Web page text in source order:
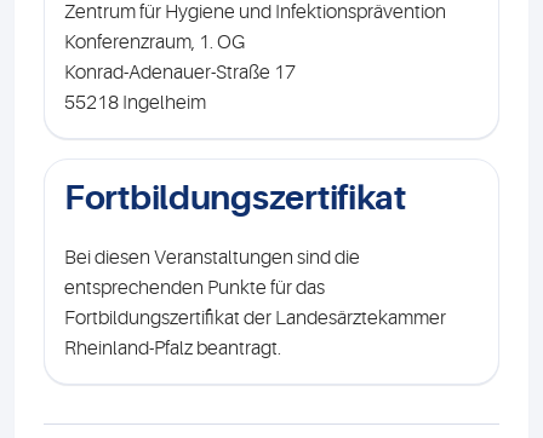
Zentrum für Hygiene und Infektionsprävention
Konferenzraum, 1. OG
Konrad-Adenauer-Straße 17
55218 Ingelheim
Fortbildungszertifikat
Bei diesen Veranstaltungen sind die
entsprechenden Punkte für das
Fortbildungszertifikat der Landesärztekammer
Rheinland-Pfalz beantragt.